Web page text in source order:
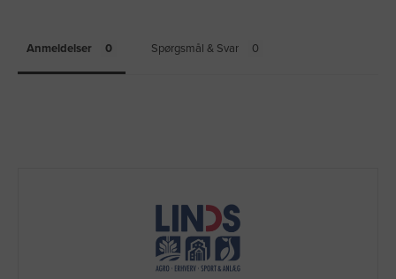
Anmeldelser Spørgsmål & Svar